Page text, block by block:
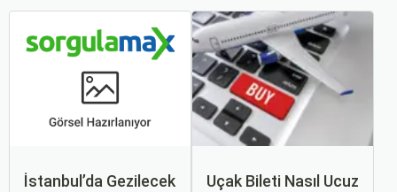
İstanbul’da Gezilecek
Uçak Bileti Nasıl Ucuz